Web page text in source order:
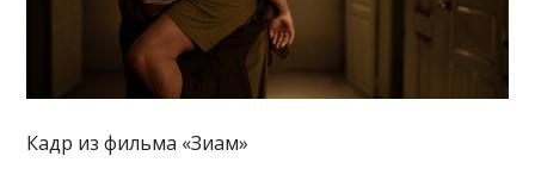
Кадр из фильма «Зиам»